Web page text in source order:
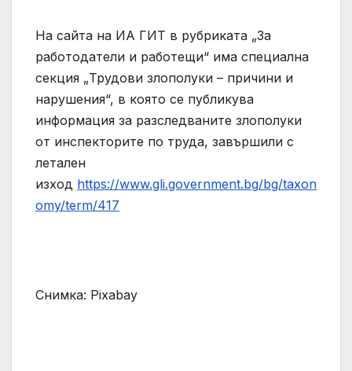
На сайта на ИА ГИТ в рубриката „За
работодатели и работещи“ има специална
секция „Трудови злополуки – причини и
нарушения“, в която се публикува
информация за разследваните злополуки
от инспекторите по труда, завършили с
летален
изход https://www.gli.government.bg/bg/taxon
omy/term/417
Снимка: Pixabay